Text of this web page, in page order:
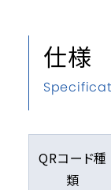
仕様
QRコード種
類